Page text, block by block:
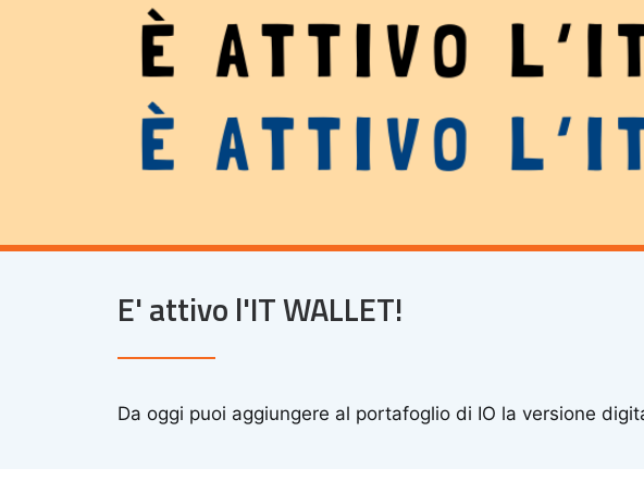
E' attivo l'IT WALLET!
Da oggi puoi aggiungere al portafoglio di IO la versione